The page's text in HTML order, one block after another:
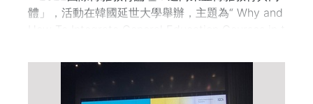
體」，活動在韓國延世大學舉辦，主題為“ Why and
er Education Curriculum in General”。這國際論壇
活動已經舉辦多年，此次活動豐富精彩包括：「滄波
講座」、4場次專題演講，以及圓桌論壇，臺日韓學